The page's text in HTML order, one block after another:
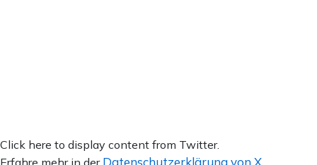
Inhalt
von
Click here to display content from Twitter.
Erfahre mehr in der Datenschutzerklärung von X